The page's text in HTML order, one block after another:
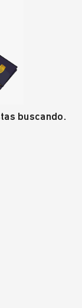
buscando.